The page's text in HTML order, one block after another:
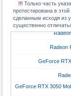
!!! Только часть
протестирована в
сделанным исходя из
существенно
GeForce RTX
Radeon
GeForce
GeForce RTX 3050